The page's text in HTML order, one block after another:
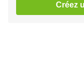
Créez